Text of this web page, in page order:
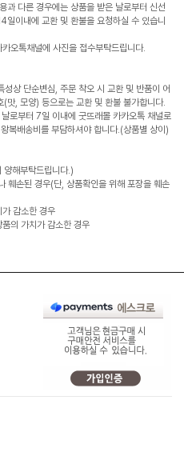
과 다른 경우에는 상품을 받은 날로부터 신선
일이내에 교환 및 환불을 요청하실 수 있습니
오톡채널에 사진을 접수부탁드립니다.
상 단순변심, 주문 착오 시 교환 및 반품이 어
맛, 모양) 등으로는 교환 및 환불 불가합니다.
로부터 7일 이내에 굿뜨래몰 카카오톡 채널로
복배송비를 부담하셔야 합니다.(상품별 상이)
양해부탁드립니다.)
훼손된 경우(단, 상품확인을 위해 포장을 훼손
감소한 경우
의 가치가 감소한 경우